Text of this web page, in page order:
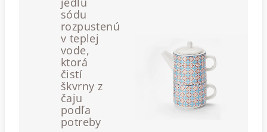
sódu
rozpustenú
v teplej
vode,
ktorá
čistí
škvrny z
čaju
podľa
potreby